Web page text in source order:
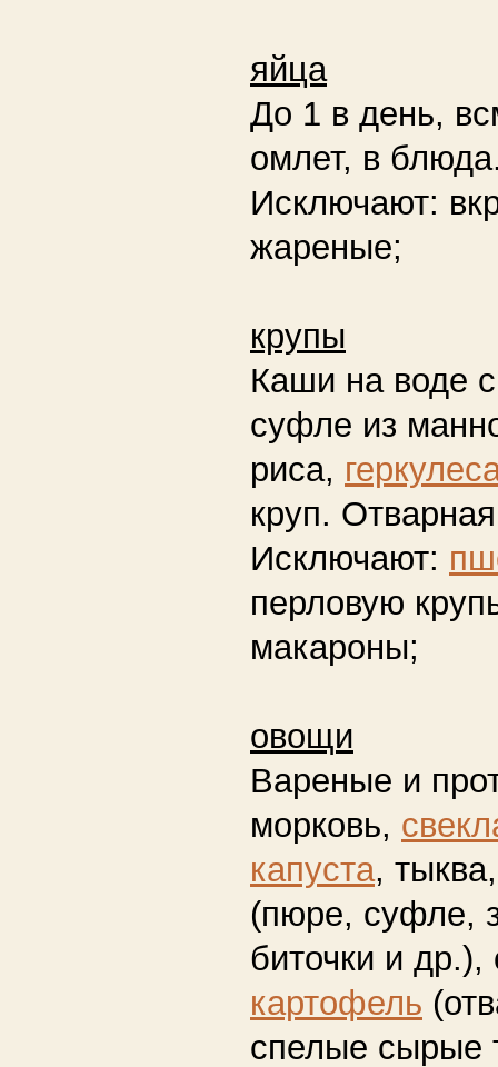
яйца
До 1 в день,
омлет, в
Исключают:
жареные;
крупы
Каши на воде
суфле из
риса,
круп.
Исключают:
перловую
макароны;
овощи
Вареные и
морковь,
капуста,
(пюре, суфле,
биточки и др.),
картофель
спелые сырые